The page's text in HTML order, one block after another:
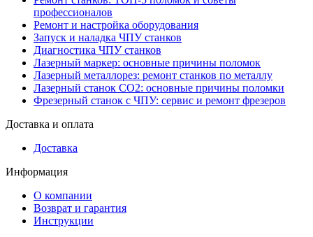
профессионалов
Ремонт и настройка оборудования
Запуск и наладка ЧПУ станков
Диагностика ЧПУ станков
Лазерный маркер: основные причины поломок
Лазерный металлорез: ремонт станков по металлу
Лазерный станок СО2: основные причины поломки
Фрезерный станок с ЧПУ: сервис и ремонт фрезеров
Доставка и оплата
Доставка
Информация
О компании
Возврат и гарантия
Инструкции